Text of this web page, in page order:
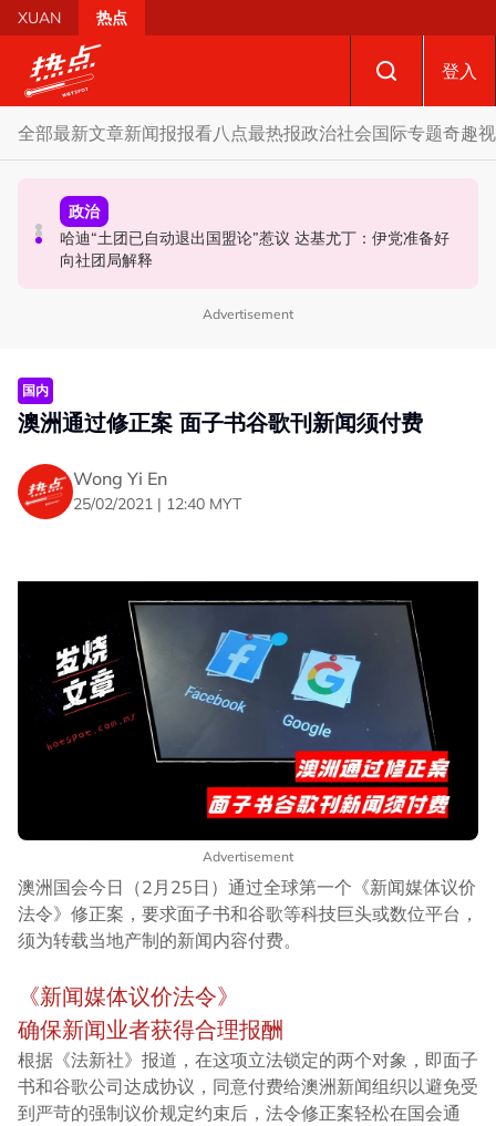
Skip to main content
XUAN 热点
登入
全部最新文章新闻报报看八点最热报政治社会国际专题奇趣
政治
促土团回应最高理事会成员是否“够数” 端依布拉欣：恐连
累国盟负法律责任
政治
哈迪“土团已自动退出国盟论”惹议 达基尤丁：伊党准备好
向社团局解释
政治
非首名印裔出任森火箭主席 陆兆福：火箭不分肤色只看能
力
Advertisement
国内
澳洲通过修正案 面子书谷歌刊新闻须付费
Wong Yi En
25/02/2021 | 12:40 MYT
Advertisement
澳洲国会今日（2月25日）通过全球第一个《新闻媒体议价
法令》修正案，要求面子书和谷歌等科技巨头或数位平台，
须为转载当地产制的新闻内容付费。
《新闻媒体议价法令》
确保新闻业者获得合理报酬
根据《法新社》报道，在这项立法锁定的两个对象，即面子
书和谷歌公司达成协议，同意付费给澳洲新闻组织以避免受
到严苛的强制议价规定约束后，法令修正案轻松在国会通